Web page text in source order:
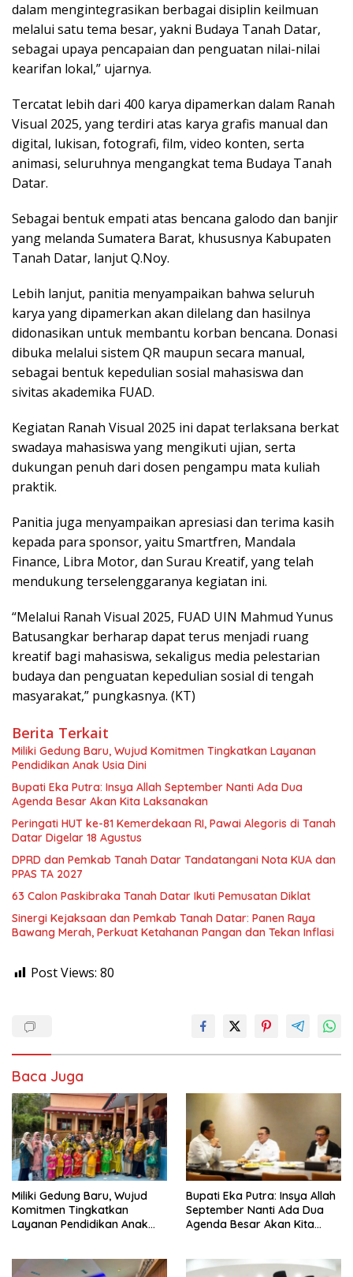
dalam mengintegrasikan berbagai disiplin keilmuan
melalui satu tema besar, yakni Budaya Tanah Datar,
sebagai upaya pencapaian dan penguatan nilai-nilai
kearifan lokal,” ujarnya.
Tercatat lebih dari 400 karya dipamerkan dalam Ranah
Visual 2025, yang terdiri atas karya grafis manual dan
digital, lukisan, fotografi, film, video konten, serta
animasi, seluruhnya mengangkat tema Budaya Tanah
Datar.
Sebagai bentuk empati atas bencana galodo dan banjir
yang melanda Sumatera Barat, khususnya Kabupaten
Tanah Datar, lanjut Q.Noy.
Lebih lanjut, panitia menyampaikan bahwa seluruh
karya yang dipamerkan akan dilelang dan hasilnya
didonasikan untuk membantu korban bencana. Donasi
dibuka melalui sistem QR maupun secara manual,
sebagai bentuk kepedulian sosial mahasiswa dan
sivitas akademika FUAD.
Kegiatan Ranah Visual 2025 ini dapat terlaksana berkat
swadaya mahasiswa yang mengikuti ujian, serta
dukungan penuh dari dosen pengampu mata kuliah
praktik.
Panitia juga menyampaikan apresiasi dan terima kasih
kepada para sponsor, yaitu Smartfren, Mandala
Finance, Libra Motor, dan Surau Kreatif, yang telah
mendukung terselenggaranya kegiatan ini.
“Melalui Ranah Visual 2025, FUAD UIN Mahmud Yunus
Batusangkar berharap dapat terus menjadi ruang
kreatif bagi mahasiswa, sekaligus media pelestarian
budaya dan penguatan kepedulian sosial di tengah
masyarakat,” pungkasnya. (KT)
Berita Terkait
Miliki Gedung Baru, Wujud Komitmen Tingkatkan Layanan
Pendidikan Anak Usia Dini
Bupati Eka Putra: Insya Allah September Nanti Ada Dua
Agenda Besar Akan Kita Laksanakan
Peringati HUT ke-81 Kemerdekaan RI, Pawai Alegoris di Tanah
Datar Digelar 18 Agustus
DPRD dan Pemkab Tanah Datar Tandatangani Nota KUA dan
PPAS TA 2027
63 Calon Paskibraka Tanah Datar Ikuti Pemusatan Diklat
Sinergi Kejaksaan dan Pemkab Tanah Datar: Panen Raya
Bawang Merah, Perkuat Ketahanan Pangan dan Tekan Inflasi
Post Views: 80
Baca Juga
Miliki Gedung Baru, Wujud
Komitmen Tingkatkan
Layanan Pendidikan Anak
Bupati Eka Putra: Insya Allah
September Nanti Ada Dua
Agenda Besar Akan Kita